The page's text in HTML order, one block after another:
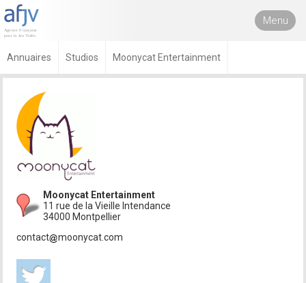
Menu
Annuaires Studios Moonycat Entertainment
Moonycat Entertainment
11 rue de la Vieille Intendance
34000 Montpellier
contact
moonycat.com